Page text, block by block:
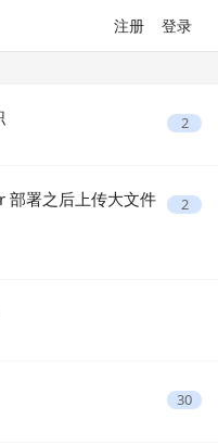
注册 登录
2
部署之后上传大文件
2
30